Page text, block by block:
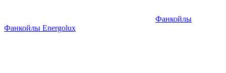
Фанкойлы
Фанкойлы Energolux